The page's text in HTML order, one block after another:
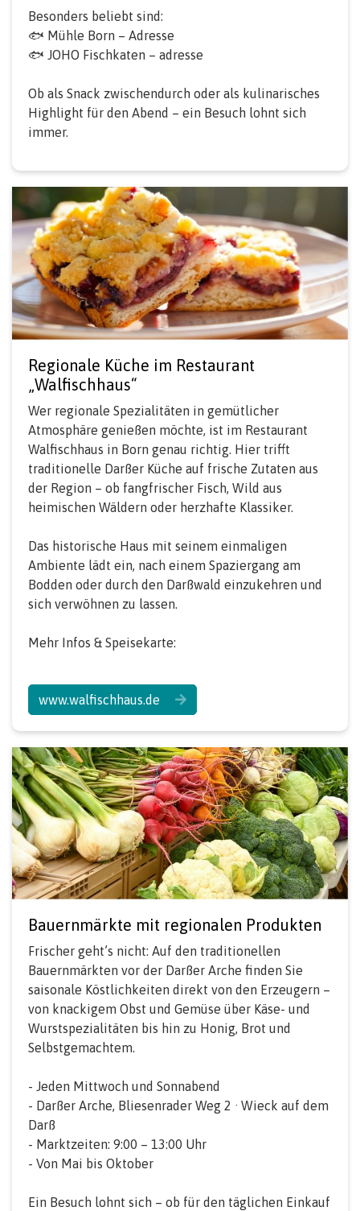
Besonders beliebt sind:
🐟 Mühle Born – Adresse
🐟 JOHO Fischkaten – adresse
Ob als Snack zwischendurch oder als kulinarisches
Highlight für den Abend – ein Besuch lohnt sich
immer.
Regionale Küche im Restaurant
„Walfischhaus“
Wer regionale Spezialitäten in gemütlicher
Atmosphäre genießen möchte, ist im Restaurant
Walfischhaus in Born genau richtig. Hier trifft
traditionelle Darßer Küche auf frische Zutaten aus
der Region – ob fangfrischer Fisch, Wild aus
heimischen Wäldern oder herzhafte Klassiker.
Das historische Haus mit seinem einmaligen
Ambiente lädt ein, nach einem Spaziergang am
Bodden oder durch den Darßwald einzukehren und
sich verwöhnen zu lassen.
Mehr Infos & Speisekarte:
www.walfischhaus.de
Bauernmärkte mit regionalen Produkten
Frischer geht’s nicht: Auf den traditionellen
Bauernmärkten vor der Darßer Arche finden Sie
saisonale Köstlichkeiten direkt von den Erzeugern –
von knackigem Obst und Gemüse über Käse- und
Wurstspezialitäten bis hin zu Honig, Brot und
Selbstgemachtem.
- Jeden Mittwoch und Sonnabend
- Darßer Arche, Bliesenrader Weg 2 · Wieck auf dem
Darß
- Marktzeiten: 9:00 – 13:00 Uhr
- Von Mai bis Oktober
Ein Besuch lohnt sich – ob für den täglichen Einkauf